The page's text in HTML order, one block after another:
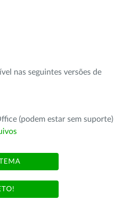
nas seguintes versões de
(podem estar sem suporte)